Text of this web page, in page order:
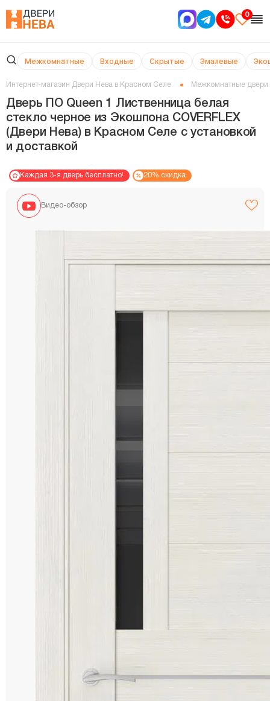
0
Межкомнатные Входные Скрытые Эмалевые
Интернет-магазин Двери Нева в Красном Селе Межкомнатные двери
Дверь ПО Queen 1 Лиственница белая
стекло черное из Экошпона COVERFLEX
(Двери Нева) в Красном Селе с установкой
и доставкой
Каждая 3-я дверь бесплатно! 20% скидка
Видео-обзор